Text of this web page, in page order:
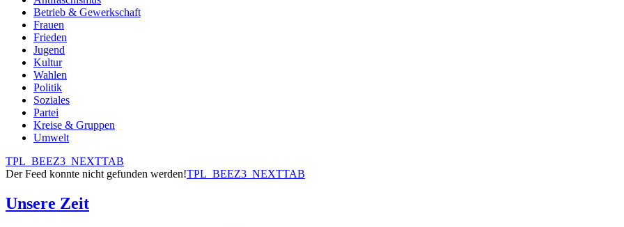
Betrieb & Gewerkschaft
Frauen
Frieden
Jugend
Kultur
Wahlen
Politik
Soziales
Partei
Kreise & Gruppen
Umwelt
TPL_BEEZ3_NEXTTAB
Der Feed konnte nicht gefunden werden!TPL_BEEZ3_NEXTTAB
Unsere Zeit